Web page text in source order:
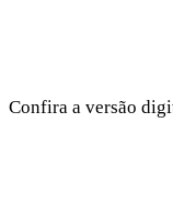
Confira a versão